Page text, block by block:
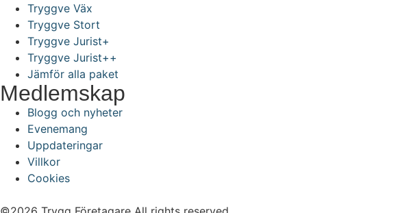
Tryggve Väx
Tryggve Stort
Tryggve Jurist+
Tryggve Jurist++
Jämför alla paket
Medlemskap
Blogg och nyheter
Evenemang
Uppdateringar
Villkor
Cookies